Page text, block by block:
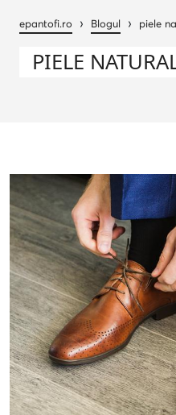
epantofi.ro › Blogul › piele
PIELE